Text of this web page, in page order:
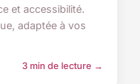
et accessibilité.
adaptée à vos
3 min de lecture →